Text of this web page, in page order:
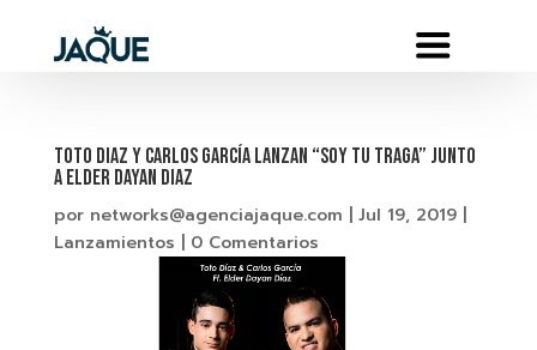
TOTO DIAZ Y CARLOS GARCÍA LANZAN “SOY TU TRAGA” JUNTO
A ELDER DAYAN DIAZ
por networks@agenciajaque.com Jul 19, 2019|
Lanzamientos
0 Comentarios